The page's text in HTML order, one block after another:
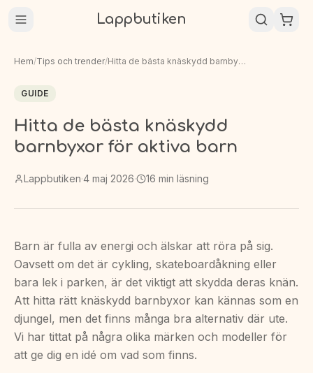
Lappbutiken
Hem/Tips och trender/ Hitta de bästa knäskydd barnbyxor för aktiva barn
GUIDE
Hitta de bästa knäskydd
barnbyxor för aktiva barn
Lappbutiken·4 maj 2026· 16 min läsning
Barn är fulla av energi och älskar att röra på sig.
Oavsett om det är cykling, skateboardåkning eller
bara lek i parken, är det viktigt att skydda deras knän.
Att hitta rätt knäskydd barnbyxor kan kännas som en
djungel, men det finns många bra alternativ där ute.
Vi har tittat på några olika märken och modeller för
att ge dig en idé om vad som finns.